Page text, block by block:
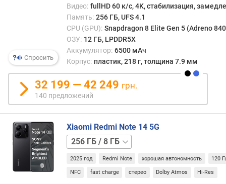
о
р
ц
и
о
я
Спросить
Видео: fullHD 60 к/с, 4K, стабилизация,
Память: 256 ГБ, UFS 4.1
CPU (GPU): Snapdragon 8 Elite Gen 5 (Adreno
ОЗУ: 12 ГБ, LPDDR5X
Аккумулятор: 6500 мАч
Корпус: пластик, 218 г, толщина 7.9 мм
32 199 — 42 249 грн.
140 предложений
Xiaomi Redmi Note 14 5G
128 ГБ
/
6 ГБ128 ГБ
2025 год Redmi Note хорошая автономность 120
NFC fast charge стерео Dolby Atmos Hi-Res